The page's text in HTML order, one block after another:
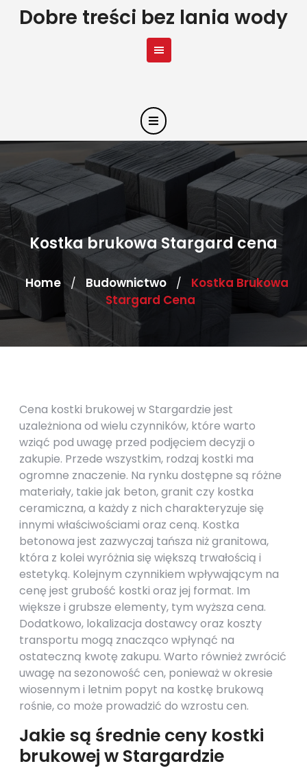
SkipDobre treści bez lania wody
Kostka brukowa Stargard cena
Home / Budownictwo /
Kostka Brukowa
Stargard Cena
Cena kostki brukowej w Stargardzie jest
uzależniona od wielu czynników, które warto
wziąć pod uwagę przed podjęciem decyzji o
zakupie. Przede wszystkim, rodzaj kostki ma
ogromne znaczenie. Na rynku dostępne są różne
materiały, takie jak beton, granit czy kostka
ceramiczna, a każdy z nich charakteryzuje się
innymi właściwościami oraz ceną. Kostka
betonowa jest zazwyczaj tańsza niż granitowa,
która z kolei wyróżnia się większą trwałością i
estetyką. Kolejnym czynnikiem wpływającym na
cenę jest grubość kostki oraz jej format. Im
większe i grubsze elementy, tym wyższa cena.
Dodatkowo, lokalizacja dostawcy oraz koszty
transportu mogą znacząco wpłynąć na
ostateczną kwotę zakupu. Warto również zwrócić
uwagę na sezonowość cen, ponieważ w okresie
wiosennym i letnim popyt na kostkę brukową
rośnie, co może prowadzić do wzrostu cen.
Jakie są średnie ceny kostki
brukowej w Stargardzie